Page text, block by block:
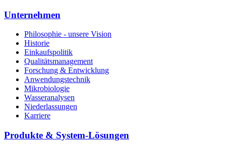
Unternehmen
Philosophie - unsere Vision
Historie
Einkaufspolitik
Qualitätsmanagement
Forschung & Entwicklung
Anwendungstechnik
Mikrobiologie
Wasseranalysen
Niederlassungen
Karriere
Produkte & System-Lösungen